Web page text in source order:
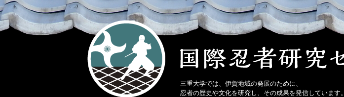
三重大学では、伊賀地域の発展のために、
忍者の歴史や文化を研究し、その成果を発信しています。